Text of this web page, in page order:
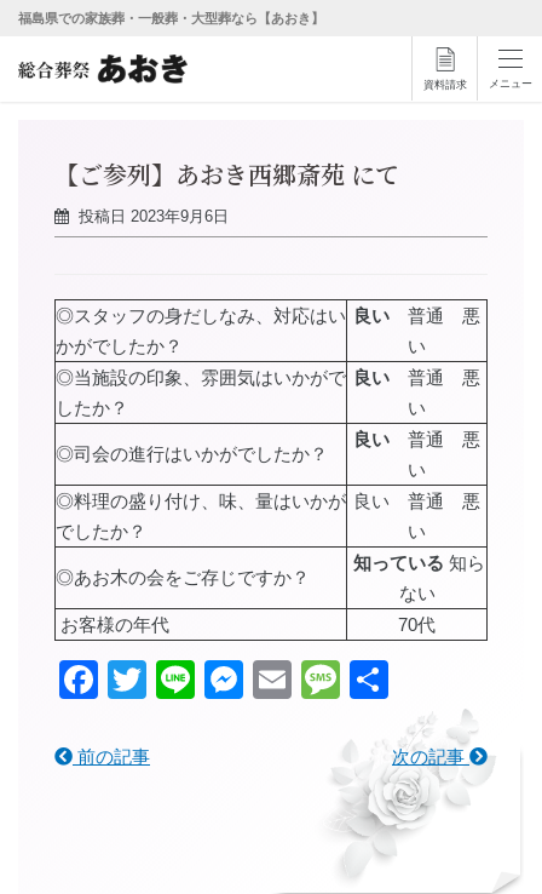
福島県での家族葬・一般葬・大型葬なら【あおき】
資料請求 メニュー
【ご参列】あおき西郷斎苑 にて
投稿日 2023年9月6日
◎スタッフの身だしなみ、対応はい
かがでしたか？
良い 普通 悪
い
◎当施設の印象、雰囲気はいかがで
したか？
良い 普通 悪
い
◎司会の進行はいかがでしたか？
良い 普通 悪
い
◎料理の盛り付け、味、量はいかが
でしたか？
良い 普通 悪
い
◎あお木の会をご存じですか？
知っている 知ら
ない
お客様の年代
70代
Facebook
Twitter
LineMessenger
EmailMessage
有
前の記事 次の記事